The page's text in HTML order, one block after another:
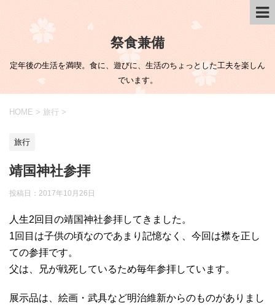
祭食兼備
定年後の生活を満喫。食に、遊びに、生活のちょっとした工夫を楽しん
でいます。
HOME > 旅行 >
旅行
靖国神社参拝
投稿日： 2017年10月26日
人生2回目の靖国神社参拝してきました。
1回目は子供の頃なのであまり記憶なく、今回は襟を正し
ての参拝です。
父は、兄が戦死しているため毎年参拝しています。
展示品は、絵画・武具など明治維新からのものがありまし